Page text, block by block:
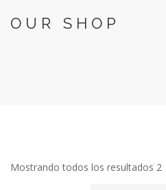
CONTACTA
OUR SHOP
Mostrando todos los resultados 2